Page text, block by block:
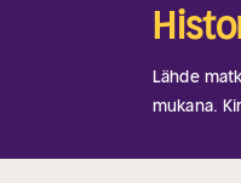
Lähde
mukana.
pienille